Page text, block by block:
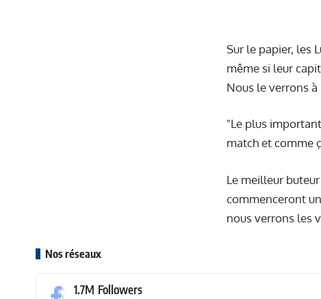
Sur le papier, les
même si leur
Nous le verrons
"Le plus
match et comme
Le meilleur
commenceront
nous verrons les
Nos réseaux
1.7M Followers